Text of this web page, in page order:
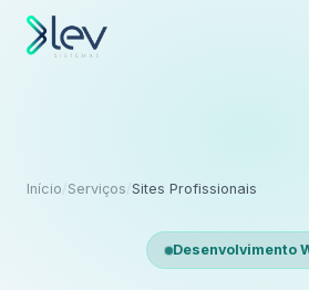
Início Serviços Sites Profissionais
Desenvolvimento